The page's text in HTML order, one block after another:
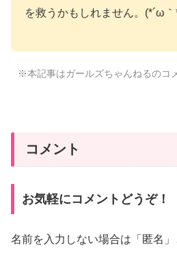
を救うかもしれません。(*´ω
※本記事はガールズちゃんねるのコ
コメント
お気軽にコメントどうぞ！
名前を入力しない場合は「匿名